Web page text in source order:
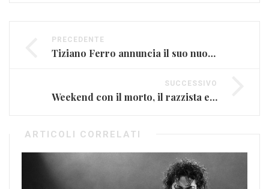
PRECEDENTE
Tiziano Ferro annuncia il suo nuovo album ”Il mestiere della vita” (FOTO E VIDEO)
SUCCESSIVO
Weekend con il morto, il razzista e il bombarolo, ma è solo un attacco hacker (FOTO)
ARTICOLI CORRELATI